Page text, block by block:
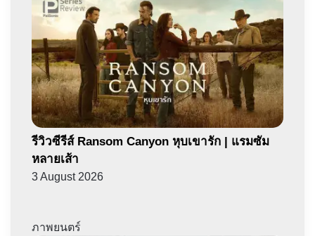
รีวิวซีรีส์ Ransom Canyon หุบเขารัก | แรมซัม
หลายเส้า
3 August 2026
ภาพยนตร์